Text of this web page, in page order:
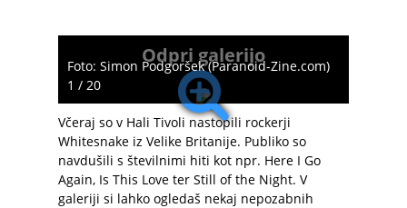
Odpri galerijo
Foto: Simon Podgoršek (Paranoid-Zine.com)
1 / 20
Včeraj so v Hali Tivoli nastopili rockerji
Whitesnake iz Velike Britanije. Publiko so
navdušili s številnimi hiti kot npr. Here I Go
Again, Is This Love ter Still of the Night. V
galeriji si lahko ogledaš nekaj nepozabnih